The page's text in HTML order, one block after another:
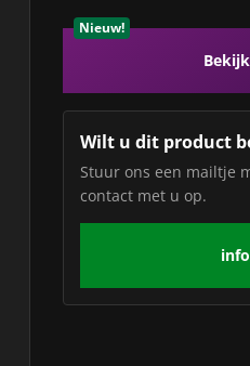
Nieuw!
Wilt u dit product
Stuur ons een mailtje
contact met u op.